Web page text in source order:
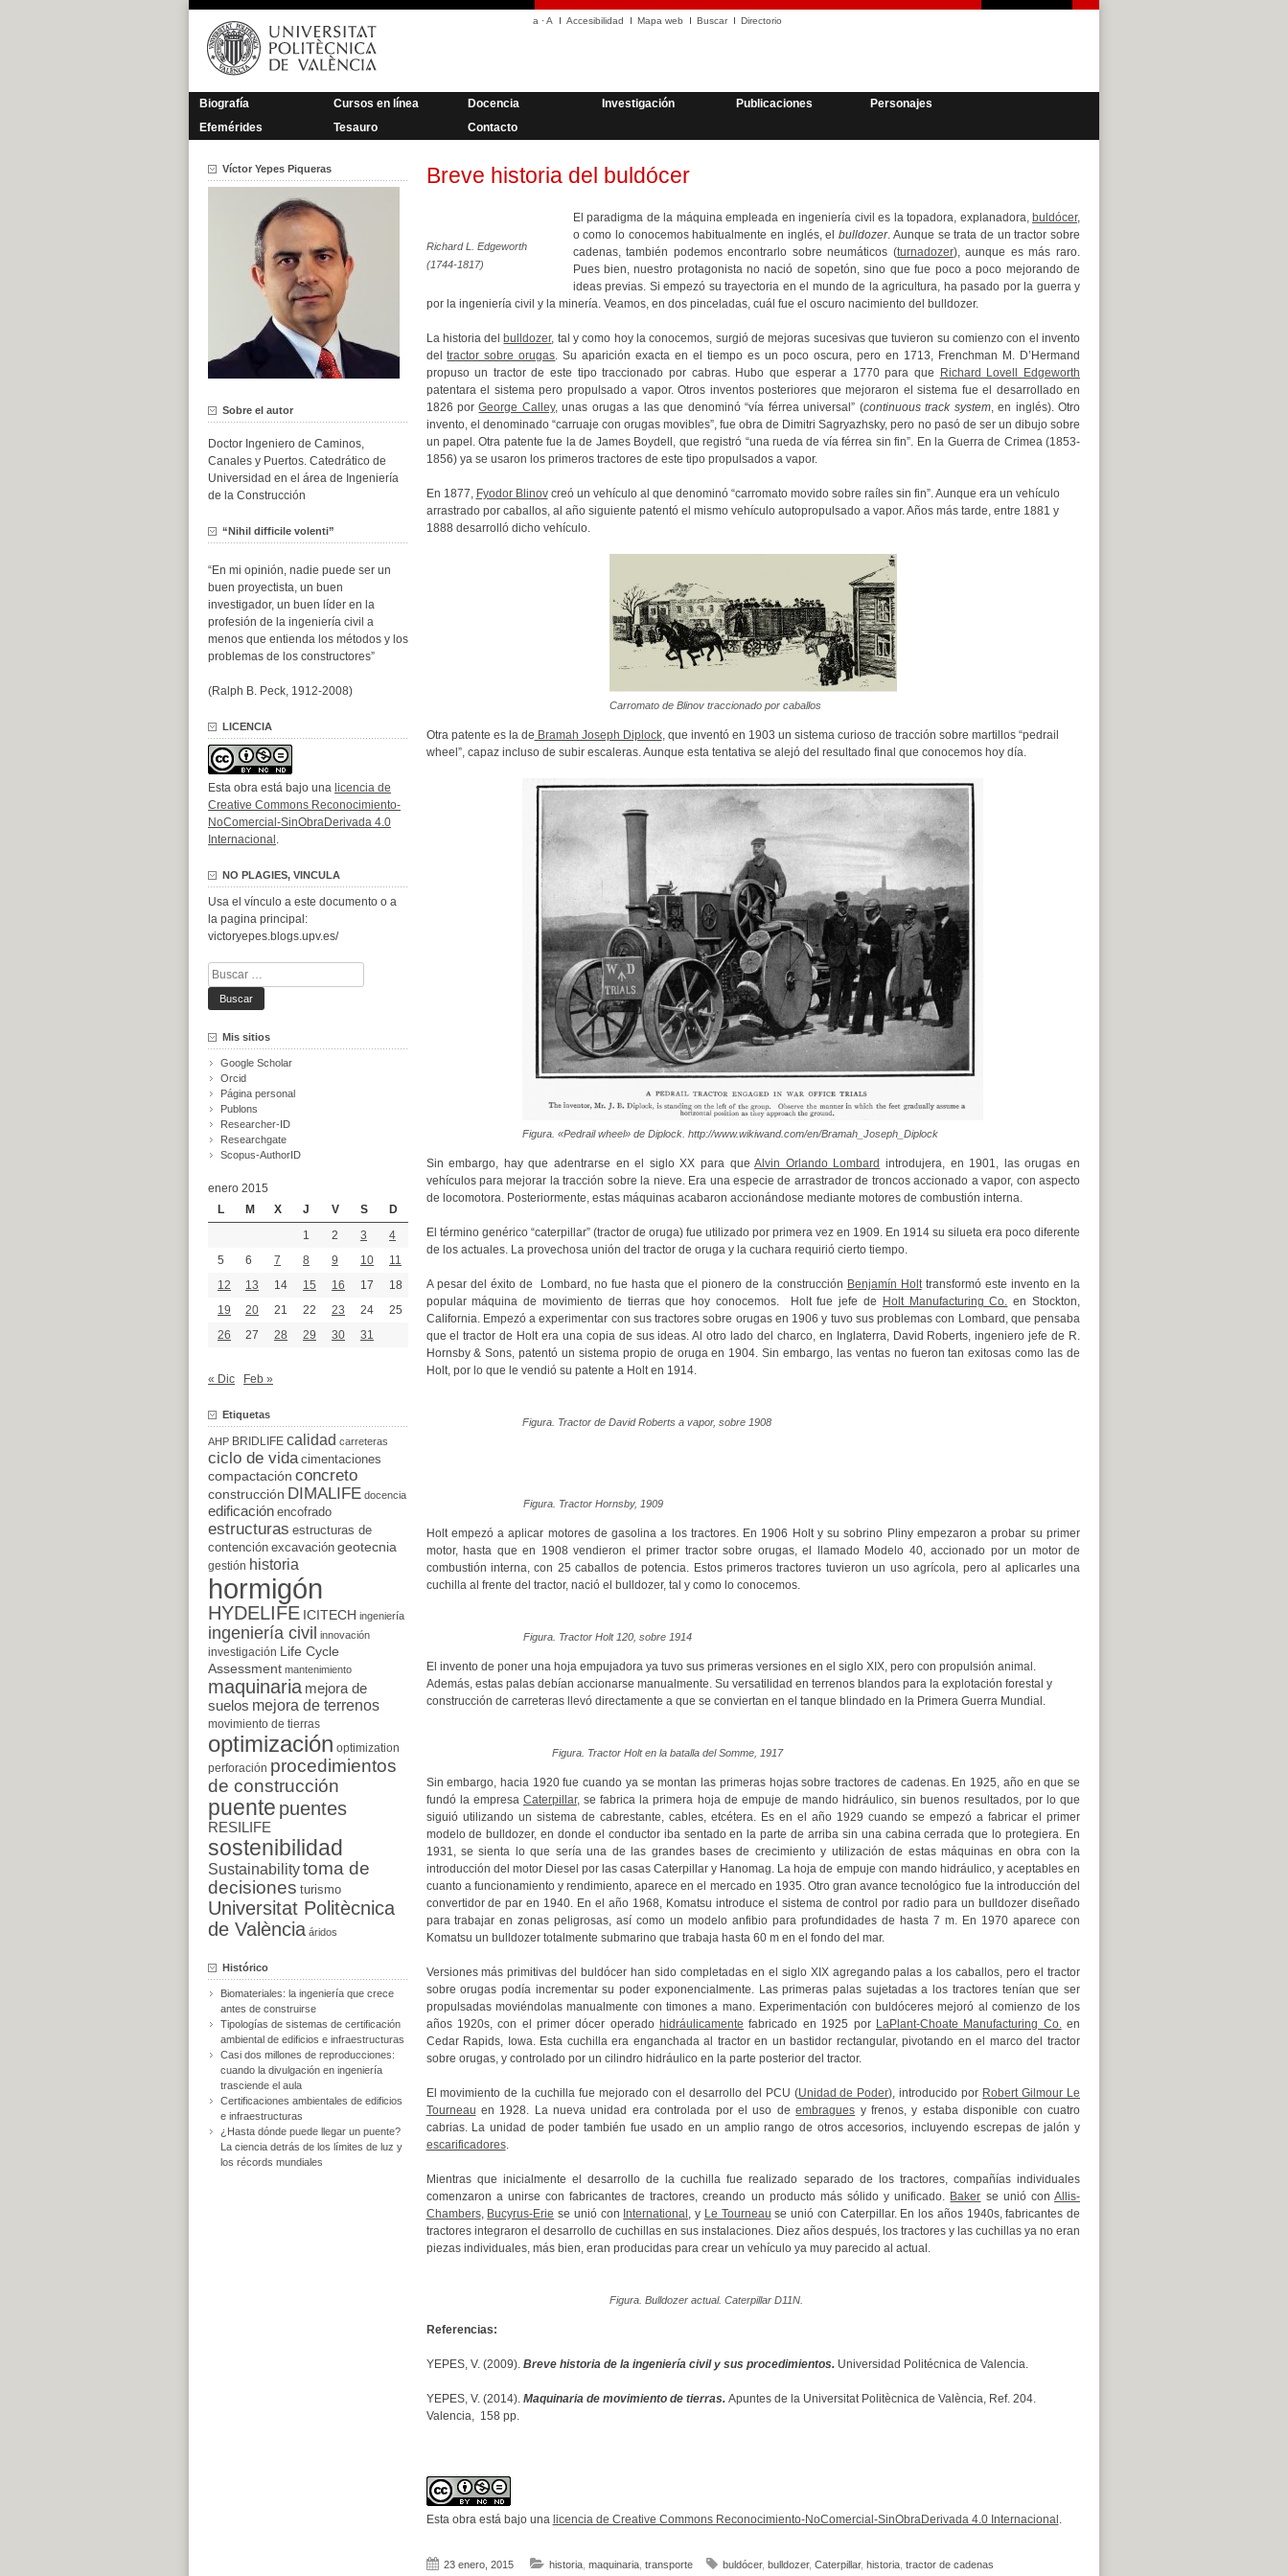
Saltar
contenido
a ·A Accesibilidad Mapa web Buscar Directorio
Biografía Cursos en línea Docencia Investigación Publicaciones
Personajes
Efemérides
Tesauro Contacto
Breve historia del buldócer
Richard L. Edgeworth
(1744-1817)
El paradigma de la máquina empleada en ingeniería civil es la topadora, explanadora, buldócer,
o como lo conocemos habitualmente en inglés, elbulldozer. Aunque se trata de un tractor sobre
cadenas, también podemos encontrarlo sobre neumáticos (turnadozer), aunque es más raro.
Pues bien, nuestro protagonista no nació de sopetón, sino que fue poco a poco mejorando de
ideas previas. Si empezó su trayectoria en el mundo de la agricultura, ha pasado por la guerra y
por la ingeniería civil y la minería. Veamos, en dos pinceladas, cuál fue el oscuro nacimiento del bulldozer.
La historia del bulldozer, tal y como hoy la conocemos, surgió de mejoras sucesivas que tuvieron su comienzo con el invento
deltractor sobre orugas. Su aparición exacta en el tiempo es un poco oscura, pero en 1713, Frenchman M. D’Hermand
propuso un tractor de este tipo traccionado por cabras. Hubo que esperar a 1770 para que
Richard Lovell Edgeworth
patentara el sistema pero propulsado a vapor. Otros inventos posteriores que mejoraron el sistema fue el desarrollado en
1826 porGeorge Calley, unas orugas a las que denominó “vía férrea universal” (continuous track system, en inglés). Otro
invento, el denominado “carruaje con orugas movibles”, fue obra de Dimitri Sagryazhsky, pero no pasó de ser un dibujo sobre
un papel. Otra patente fue la de James Boydell, que registró “una rueda de vía férrea sin fin”. En la Guerra de Crimea (1853-
1856) ya se usaron los primeros tractores de este tipo propulsados a vapor.
En 1877, Fyodor Blinovcreó un vehículo al que denominó “carromato movido sobre raíles sin fin”. Aunque era un vehículo
arrastrado por caballos, al año siguiente patentó el mismo vehículo autopropulsado a vapor. Años más tarde, entre 1881 y
1888 desarrolló dicho vehículo.
Carromato de Blinov traccionado por caballos
Otra patente es la de Bramah Joseph Diplock, que inventó en 1903 un sistema curioso de tracción sobre martillos “pedrail
wheel”, capaz incluso de subir escaleras. Aunque esta tentativa se alejó del resultado final que conocemos hoy día.
Figura. «Pedrail wheel» de Diplock. http://www.wikiwand.com/en/Bramah_Joseph_Diplock
Sin embargo, hay que adentrarse en el siglo XX para queAlvin Orlando Lombard introdujera, en 1901, las orugas en
vehículos para mejorar la tracción sobre la nieve. Era una especie de arrastrador de troncos accionado a vapor, con aspecto
de locomotora. Posteriormente, estas máquinas acabaron accionándose mediante motores de combustión interna.
El término genérico “caterpillar” (tractor de oruga) fue utilizado por primera vez en 1909. En 1914 su silueta era poco diferente
de los actuales. La provechosa unión del tractor de oruga y la cuchara requirió cierto tiempo.
A pesar del éxito de Lombard, no fue hasta que el pionero de la construcción Benjamín Holttransformó este invento en la
popular máquina de movimiento de tierras que hoy conocemos. Holt fue jefe de
Holt Manufacturing Co. en Stockton,
California. Empezó a experimentar con sus tractores sobre orugas en 1906 y tuvo sus problemas con Lombard, que pensaba
que el tractor de Holt era una copia de sus ideas. Al otro lado del charco, en Inglaterra, David Roberts, ingeniero jefe de R.
Hornsby & Sons, patentó un sistema propio de oruga en 1904. Sin embargo, las ventas no fueron tan exitosas como las de
Holt, por lo que le vendió su patente a Holt en 1914.
Figura. Tractor de David Roberts a vapor, sobre 1908
Figura. Tractor Hornsby, 1909
Holt empezó a aplicar motores de gasolina a los tractores. En 1906 Holt y su sobrino Pliny empezaron a probar su primer
motor, hasta que en 1908 vendieron el primer tractor sobre orugas, el llamado Modelo 40, accionado por un motor de
combustión interna, con 25 caballos de potencia. Estos primeros tractores tuvieron un uso agrícola, pero al aplicarles una
cuchilla al frente del tractor, nació el bulldozer, tal y como lo conocemos.
Figura. Tractor Holt 120, sobre 1914
El invento de poner una hoja empujadora ya tuvo sus primeras versiones en el siglo XIX, pero con propulsión animal.
Además, estas palas debían accionarse manualmente. Su versatilidad en terrenos blandos para la explotación forestal y
construcción de carreteras llevó directamente a que se conviertan en el tanque blindado en la Primera Guerra Mundial.
Figura. Tractor Holt en la batalla del Somme, 1917
Sin embargo, hacia 1920 fue cuando ya se montan las primeras hojas sobre tractores de cadenas. En 1925, año en que se
fundó la empresa Caterpillar, se fabrica la primera hoja de empuje de mando hidráulico, sin buenos resultados, por lo que
siguió utilizando un sistema de cabrestante, cables, etcétera. Es en el año 1929 cuando se empezó a fabricar el primer
modelo de bulldozer, en donde el conductor iba sentado en la parte de arriba sin una cabina cerrada que lo protegiera. En
1931, se sienta lo que sería una de las grandes bases de crecimiento y utilización de estas máquinas en obra con la
introducción del motor Diesel por las casas Caterpillar y Hanomag. La hoja de empuje con mando hidráulico, y aceptables en
cuanto a funcionamiento y rendimiento, aparece en el mercado en 1935. Otro gran avance tecnológico fue la introducción del
convertidor de par en 1940. En el año 1968, Komatsu introduce el sistema de control por radio para un bulldozer diseñado
para trabajar en zonas peligrosas, así como un modelo anfibio para profundidades de hasta 7 m. En 1970 aparece con
Komatsu un bulldozer totalmente submarino que trabaja hasta 60 m en el fondo del mar.
Versiones más primitivas del buldócer han sido completadas en el siglo XIX agregando palas a los caballos, pero el tractor
sobre orugas podía incrementar su poder exponencialmente. Las primeras palas sujetadas a los tractores tenían que ser
propulsadas moviéndolas manualmente con timones a mano. Experimentación con buldóceres mejoró al comienzo de los
años 1920s, con el primer dócer operado hidráulicamente fabricado en 1925 por LaPlant-Choate Manufacturing Co.en
Cedar Rapids, Iowa. Esta cuchilla era enganchada al tractor en un bastidor rectangular, pivotando en el marco del tractor
sobre orugas, y controlado por un cilindro hidráulico en la parte posterior del tractor.
El movimiento de la cuchilla fue mejorado con el desarrollo del PCU (Unidad de Poder), introducido por Robert Gilmour Le
Tourneau en 1928. La nueva unidad era controlada por el uso deembragues y frenos, y estaba disponible con cuatro
cabrias. La unidad de poder también fue usado en un amplio rango de otros accesorios, incluyendo escrepas de jalón y
escarificadores.
Mientras que inicialmente el desarrollo de la cuchilla fue realizado separado de los tractores, compañías individuales
comenzaron a unirse con fabricantes de tractores, creando un producto más sólido y unificado. Baker se unió conAllis-
Chambers, Bucyrus-Erie se unió con International , y Le Tourneau se unió con Caterpillar. En los años 1940s, fabricantes de
tractores integraron el desarrollo de cuchillas en sus instalaciones. Diez años después, los tractores y las cuchillas ya no eran
piezas individuales, más bien, eran producidas para crear un vehículo ya muy parecido al actual.
Figura. Bulldozer actual. Caterpillar D11N.
Referencias:
YEPES, V. (2009). Breve historia de la ingeniería civil y sus procedimientos. Universidad Politécnica de Valencia.
YEPES, V. (2014). Maquinaria de movimiento de tierras.Apuntes de la Universitat Politècnica de València, Ref. 204.
Valencia, 158 pp.
Esta obra está bajo una licencia de Creative Commons Reconocimiento-NoComercial-SinObraDerivada 4.0 Internacional .
23 enero, 2015 historia, maquinaria, transporte buldócer, bulldozer, Caterpillar, historia, tractor de cadenas
Víctor Yepes Piqueras
Sobre el autor
Doctor Ingeniero de Caminos,
Canales y Puertos. Catedrático de
Universidad en el área de Ingeniería
de la Construcción
“Nihil difficile volenti”
“En mi opinión, nadie puede ser un
buen proyectista, un buen
investigador, un buen líder en la
profesión de la ingeniería civil a
menos que entienda los métodos y los
problemas de los constructores”
(Ralph B. Peck, 1912-2008)
LICENCIA
Esta obra está bajo una licencia de
Creative Commons Reconocimiento-
NoComercial-SinObraDerivada 4.0
Internacional .
NO PLAGIES, VINCULA
Usa el vínculo a este documento o a
la pagina principal:
victoryepes.blogs.upv.es/
Buscar:
Mis sitios
Google Scholar
Orcid
Página personal
Publons
Researcher-ID
Researchgate
Scopus-AuthorID
enero 2015
L
M X J V S
D
1
2 3
4
5
6 7 8 9 10
11
12
13 14 15 16 17
18
19
20 21 22 23 24
25
26
27 28 29 30 31
« Dic Feb »
Etiquetas
AHP BRIDLIFE calidad carreteras
ciclo de vida cimentaciones
compactación concreto
construcción DIMALIFE docencia
edificación encofrado
estructuras estructuras de
contención excavación geotecnia
gestión historia
hormigón
HYDELIFE ICITECH ingeniería
ingeniería civil innovación
investigación
Life Cycle
Assessment mantenimiento
maquinaria mejora de
suelos mejora de terrenos
movimiento de tierras
optimización optimization
perforación procedimientos
de construcción
puente puentes
RESILIFE
sostenibilidad
Sustainabilitytoma de
decisiones turismo
Universitat Politècnica
de València áridos
Histórico
Biomateriales: la ingeniería que crece
antes de construirse
Tipologías de sistemas de certificación
ambiental de edificios e infraestructuras
Casi dos millones de reproducciones:
cuando la divulgación en ingeniería
trasciende el aula
Certificaciones ambientales de edificios
e infraestructuras
¿Hasta dónde puede llegar un puente?
La ciencia detrás de los límites de luz y
los récords mundiales